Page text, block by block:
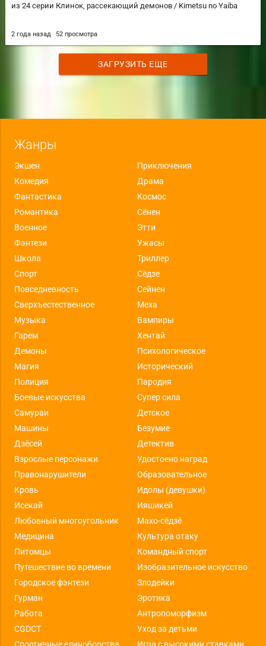
из 24 серии Клинок, рассекающий демонов / Kimetsu no Yaiba
2 года назад 52 просмотра
ЗАГРУЗИТЬ ЕЩЕ
Жанры
Экшен
Приключения
Комедия
Драма
Фантастика
Космос
Романтика
Сёнен
Военное
Этти
Фэнтези
Ужасы
Школа
Триллер
Спорт
Сёдзе
Повседневность
Сейнен
Сверхъестественное
Меха
Музыка
Вампиры
Гарем
Хентай
Демоны
Психологическое
Магия
Исторический
Полиция
Пародия
Боевые искусства
Супер сила
Самураи
Детское
Машины
Безумие
Дзёсей
Детектив
Взрослые персонажи
Удостоено наград
Правонарушители
Образовательное
Кровь
Идолы (девушки)
Исекай
Ияшикей
Любовный многоугольник
Махо-сёдзё
Медицина
Культура отаку
Питомцы
Командный спорт
Путешествие во времени
Изобразительное искусство
Городское фэнтези
Злодейки
Гурман
Эротика
Работа
Антропоморфизм
CGDCT
Уход за детьми
Спортивные единоборства
Игра с высокими ставками